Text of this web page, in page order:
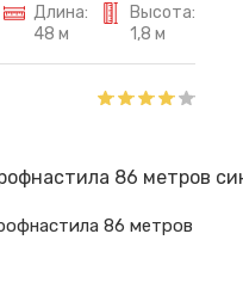
Длина:
48 м
Высота:
1,8 м
86 метров